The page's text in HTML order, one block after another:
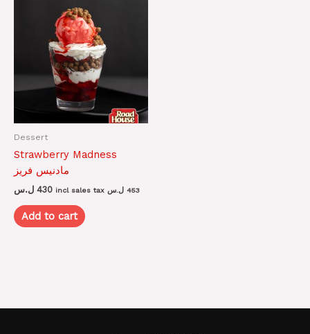
Dessert
Strawberry Madness
مادنيس فريز
430 ل.س incl sales tax 453 ل.س
Add to cart